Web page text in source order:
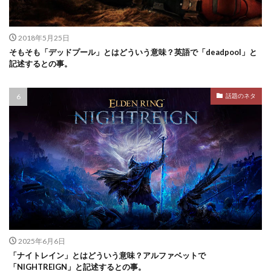
2018年5月25日
そもそも「デッドプール」とはどういう意味？英語で「deadpool」と
記述するとの事。
話題のネタ
2025年6月6日
「ナイトレイン」とはどういう意味？アルファベットで
「NIGHTREIGN」と記述するとの事。